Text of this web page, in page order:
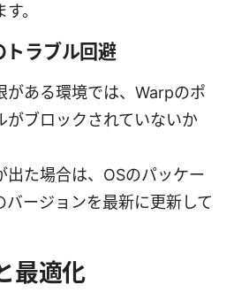
。
トラブル回避
がある環境では、Warpのポ
がブロックされていないか
出た場合は、OSのパッケー
バージョンを最新に更新して
最適化